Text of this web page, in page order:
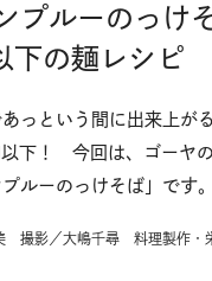
プルーのっけ
の麺レシピ
っという間に出来上が
下！ 今回は、ゴーヤ
ルーのっけそば」です。
撮影／大嶋千尋 料理製作・